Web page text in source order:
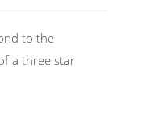
to the
a three star